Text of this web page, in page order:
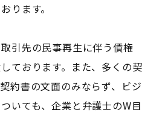
ります。
引先の民事再生に伴う債権
ております。また、多くの契
約書の文面のみならず、ビジ
いても、企業と弁護士のW目